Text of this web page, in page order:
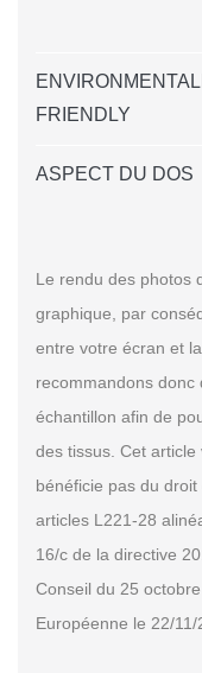
FRIENDLY
ASPECT DU DOS
Le rendu des photos
graphique, par
entre votre écran et
recommandons donc
échantillon afin de
des tissus. Cet
bénéficie pas du
articles L221-28
16/c de la directive
Conseil du 25
Européenne le 22/11/